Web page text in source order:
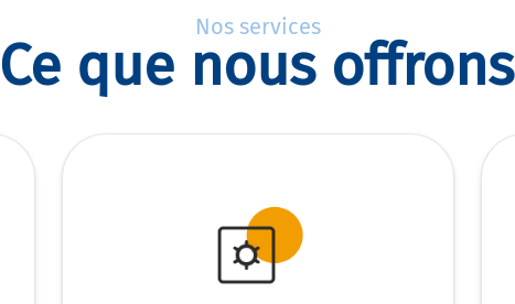
Nos services
Ce que nous offrons